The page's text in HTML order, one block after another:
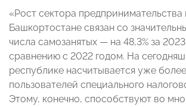
«Рост сектора предпринимательства
Башкортостане связан со
числа самозанятых — на 48,3% за
сравнению с 2022 годом. На
республике насчитывается уже
пользователей специального
Этому, конечно, способствуют во